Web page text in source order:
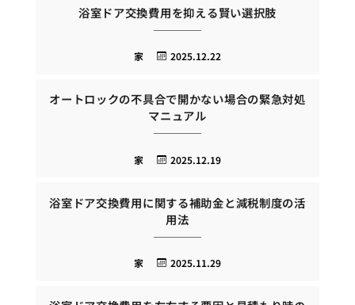
浴室ドア交換費用を抑える賢い選択肢
2025.12.22
家
オートロックの不具合で開かない場合の緊急対処
マニュアル
2025.12.19
家
浴室ドア交換費用に関する補助金と減税制度の活
用法
2025.11.29
家